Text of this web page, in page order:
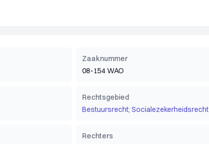
Zaaknummer
08-154 WAO
Rechtsgebied
Bestuursrecht; Socialezekerheidsrecht
Rechters